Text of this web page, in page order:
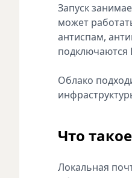
Запуск
может
антиспам,
подключаются
Облако
Что
Локальная